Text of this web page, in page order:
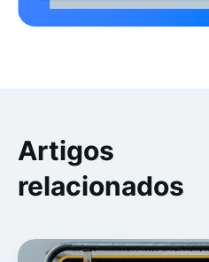
Artigos
relacionados